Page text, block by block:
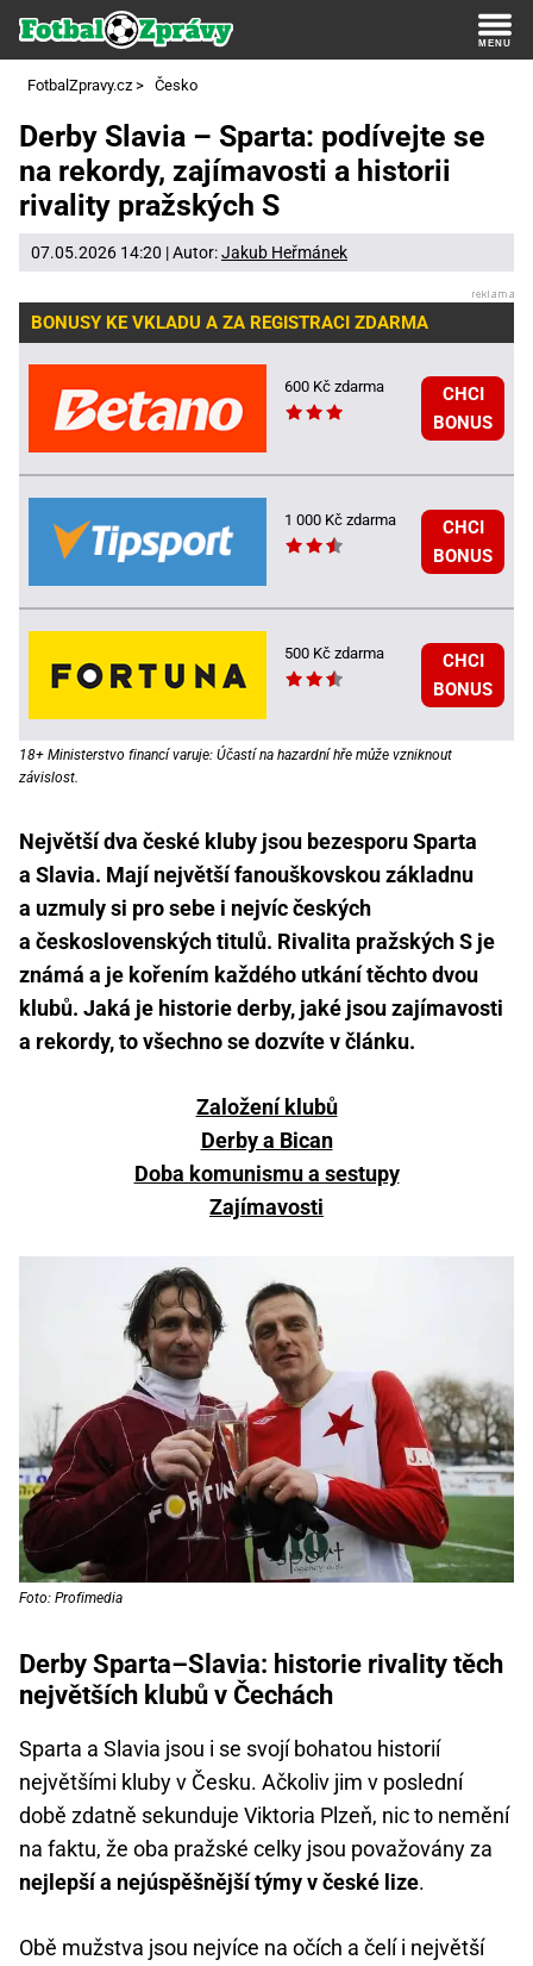
FotbalZpravy.cz > Česko
Derby Slavia – Sparta: podívejte se
na rekordy, zajímavosti a historii
rivality pražských S
07.05.2026 14:20 | Autor:Jakub Heřmánek
BONUSY KE VKLADU A ZA REGISTRACI ZDARMA
600 Kč zdarma
CHCI
BONUS
1 000 Kč zdarma
CHCI
BONUS
500 Kč zdarma
CHCI
BONUS
18+ Ministerstvo financí varuje: Účastí na hazardní hře může vzniknout
závislost.
Největší dva české kluby jsou bezesporu Sparta
a Slavia. Mají největší fanouškovskou základnu
a uzmuly si pro sebe i nejvíc českých
a československých titulů. Rivalita pražských S je
známá a je kořením každého utkání těchto dvou
klubů. Jaká je historie derby, jaké jsou zajímavosti
a rekordy, to všechno se dozvíte v článku.
Založení klubů
Derby a Bican
Doba komunismu a sestupy
Zajímavosti
Foto: Profimedia
Derby Sparta–Slavia: historie rivality těch
největších klubů v Čechách
Sparta a Slavia jsou i se svojí bohatou historií
největšími kluby v Česku. Ačkoliv jim v poslední
době zdatně sekunduje Viktoria Plzeň, nic to nemění
na faktu, že oba pražské celky jsou považovány za
nejlepší a nejúspěšnější týmy v české lize.
Obě mužstva jsou nejvíce na očích a čelí i největší